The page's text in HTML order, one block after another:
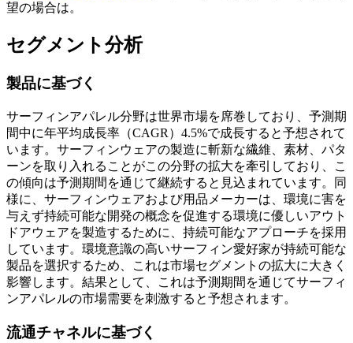
望の場合は。
セグメント分析
製品に基づく
サーフィンアパレル分野は世界市場を席巻しており、予測期
間中に年平均成長率（CAGR）4.5%で成長すると予想されて
います。サーフィンウェアの製造に斬新な繊維、素材、パタ
ーンを取り入れることがこの分野の拡大を牽引しており、こ
の傾向は予測期間を通じて継続すると見込まれています。同
様に、サーフィンウェアおよび用品メーカーは、環境に害を
与えず持続可能な開発の概念を促進する環境に優しいアウト
ドアウェアを製造するために、持続可能なアプローチを採用
しています。環境意識の高いサーフィン愛好家が持続可能な
製品を選択するため、これは市場セグメントの拡大に​​大きく
影響します。結果として、これは予測期間を通じてサーフィ
ンアパレルの市場需要を刺激すると予想されます。
流通チャネルに基づく